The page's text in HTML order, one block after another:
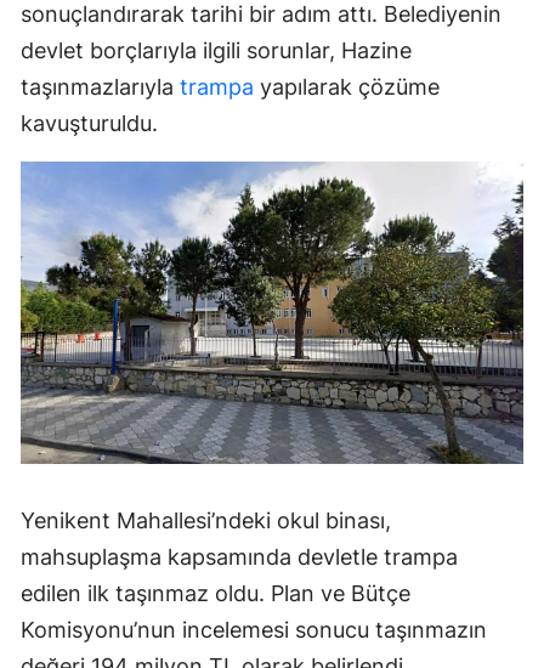
sonuçlandırarak tarihi bir adım attı. Belediyenin
devlet borçlarıyla ilgili sorunlar, Hazine
taşınmazlarıyla trampa yapılarak çözüme
kavuşturuldu.
Yenikent Mahallesi’ndeki okul binası,
mahsuplaşma kapsamında devletle trampa
edilen ilk taşınmaz oldu. Plan ve Bütçe
Komisyonu’nun incelemesi sonucu taşınmazın